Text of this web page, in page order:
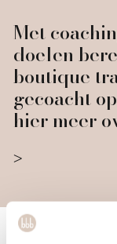
Met
doelen
boutique
gecoacht
hier meer